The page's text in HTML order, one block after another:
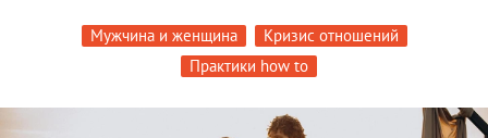
Мужчина и женщина
Кризис отношений
Практики how to